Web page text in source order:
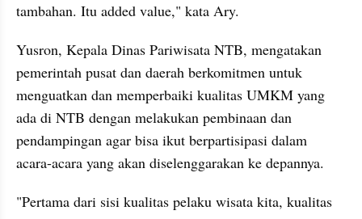
tambahan. Itu added value," kata Ary.
Yusron, Kepala Dinas Pariwisata NTB, mengatakan
pemerintah pusat dan daerah berkomitmen untuk
menguatkan dan memperbaiki kualitas UMKM yang
ada di NTB dengan melakukan pembinaan dan
pendampingan agar bisa ikut berpartisipasi dalam
acara-acara yang akan diselenggarakan ke depannya.
"Pertama dari sisi kualitas pelaku wisata kita, kualitas